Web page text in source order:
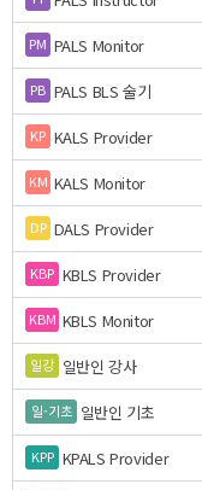
PM PALS Monitor
PB PALS BLS 술기
KP KALS Provider
KM KALS Monitor
DP DALS Provider
KBP KBLS Provider
KBM KBLS Monitor
일강 일반인 강사
일-기초 일반인 기초
KPP KPALS Provider